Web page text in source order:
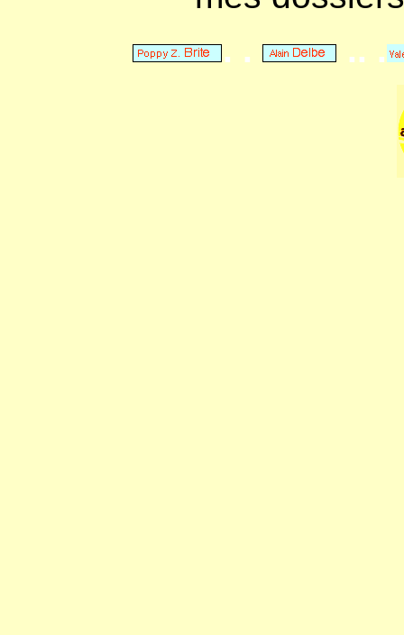
. .
.. .